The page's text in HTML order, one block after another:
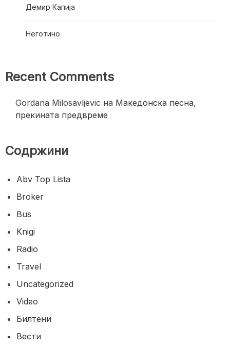
Демир Капија
Неготино
Recent Comments
Gordana Milosavljevic на Македонска песна,
прекината предвреме
Содржини
Abv Top Lista
Broker
Bus
Knigi
Radio
Travel
Uncategorized
Video
Билтени
Вести